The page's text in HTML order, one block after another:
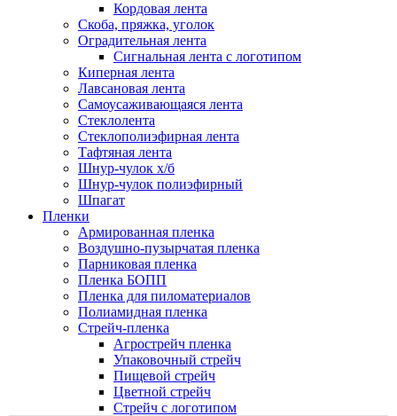
Кордовая лента
Скоба, пряжка, уголок
Оградительная лента
Сигнальная лента с логотипом
Киперная лента
Лавсановая лента
Самоусаживающаяся лента
Стеклолента
Стеклополиэфирная лента
Тафтяная лента
Шнур-чулок х/б
Шнур-чулок полиэфирный
Шпагат
Пленки
Армированная пленка
Воздушно-пузырчатая пленка
Парниковая пленка
Пленка БОПП
Пленка для пиломатериалов
Полиамидная пленка
Стрейч-пленка
Агрострейч пленка
Упаковочный стрейч
Пищевой стрейч
Цветной стрейч
Стрейч с логотипом